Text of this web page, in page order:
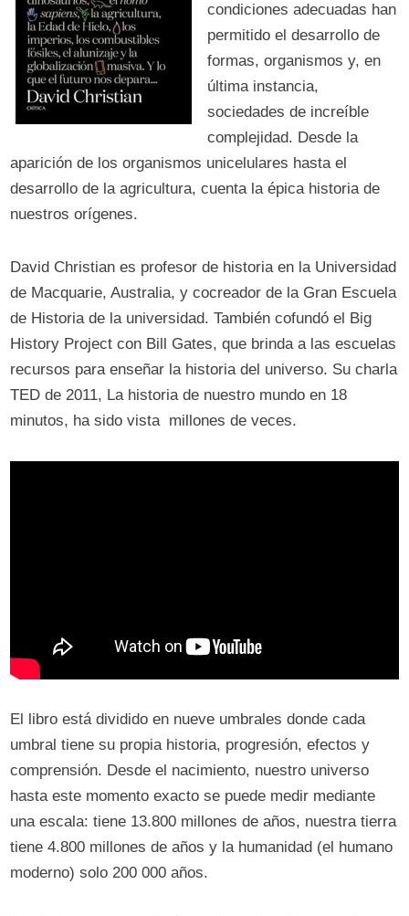
condiciones adecuadas han
permitido el desarrollo de
formas, organismos y, en
última instancia,
sociedades de increíble
complejidad. Desde la
aparición de los organismos unicelulares hasta el
desarrollo de la agricultura, cuenta la épica historia de
nuestros orígenes.
David Christian es profesor de historia en la Universidad
de Macquarie, Australia, y cocreador de la Gran Escuela
de Historia de la universidad. También cofundó el Big
History Project con Bill Gates, que brinda a las escuelas
recursos para enseñar la historia del universo. Su charla
TED de 2011, La historia de nuestro mundo en 18
minutos, ha sido vista millones de veces.
El libro está dividido en nueve umbrales donde cada
umbral tiene su propia historia, progresión, efectos y
comprensión. Desde el nacimiento, nuestro universo
hasta este momento exacto se puede medir mediante
una escala: tiene 13.800 millones de años, nuestra tierra
tiene 4.800 millones de años y la humanidad (el humano
moderno) solo 200 000 años.